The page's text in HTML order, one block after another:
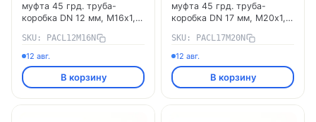
муфта 45 грд. труба-
коробка DN 12 мм, М16х1,5,
PACL12M16N DKC
SKU: PACL12M16N
12 авг.
В корзину
муфта 45 грд. труба-
коробка DN 17 мм, М20х1,5,
PACL17M20N DKC
SKU: PACL17M20N
12 авг.
В корзину